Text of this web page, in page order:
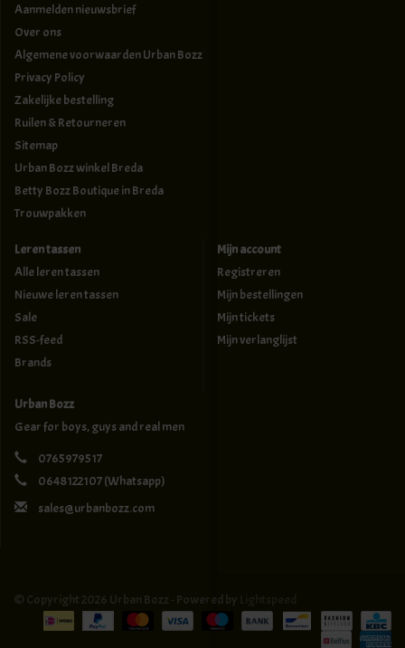
Aanmelden nieuwsbrief
Over ons
Algemene voorwaarden Urban Bozz
Privacy Policy
Zakelijke bestelling
Ruilen & Retourneren
Sitemap
Urban Bozz winkel Breda
Betty Bozz Boutique in Breda
Trouwpakken
Leren tassen
Alle leren tassen
Nieuwe leren tassen
Sale
RSS-feed
Brands
Mijn account
Registreren
Mijn bestellingen
Mijn tickets
Mijn verlanglijst
Urban Bozz
Gear for boys, guys and real men
0765979517
0648122107(Whatsapp)
sales@urbanbozz.com
© Copyright 2026 Urban Bozz - Powered by